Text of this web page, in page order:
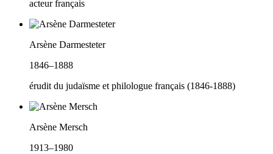
acteur français
Arsène Darmesteter
1846–1888
érudit du judaïsme et philologue français (1846-1888)
Arsène Mersch
1913–1980